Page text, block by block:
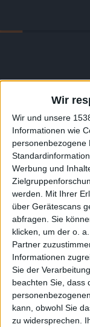
Wir
Wir und unsere
Informationen wie
personenbezogene
Werbung und
werden.
Mit Ihrer
über Gerätescans
abfragen. Sie
klicken, um der o.
Partner
Informationen
Sie der
beachten Sie, dass
kann, obwohl Sie
zu widersprechen.